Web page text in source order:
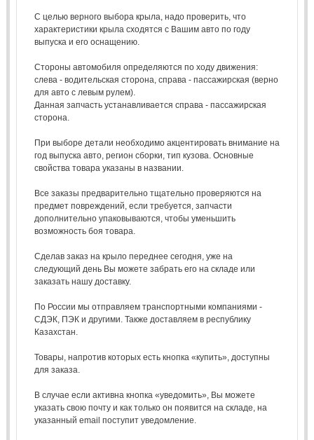
С целью верного выбора крыла, надо проверить, что
характеристики крыла сходятся с Вашим авто по году
выпуска и его оснащению.
Стороны автомобиля определяются по ходу движения:
слева - водительская сторона, справа - пассажирская (верно
для авто с левым рулем).
Данная запчасть устанавливается справа - пассажирская
сторона.
При выборе детали необходимо акцентировать внимание на
год выпуска авто, регион сборки, тип кузова. Основные
свойства товара указаны в названии.
Все заказы предварительно тщательно проверяются на
предмет повреждений, если требуется, запчасти
дополнительно упаковываются, чтобы уменьшить
возможность боя товара.
Сделав заказ на крыло переднее сегодня, уже на
следующий день Вы можете забрать его на складе или
заказать нашу доставку.
По России мы отправляем транспортными компаниями -
СДЭК, ПЭК и другими. Также доставляем в республику
Казахстан.
Товары, напротив которых есть кнопка «купить», доступны
для заказа.
В случае если активна кнопка «уведомить», Вы можете
указать свою почту и как только он появится на складе, на
указанный email поступит уведомление.